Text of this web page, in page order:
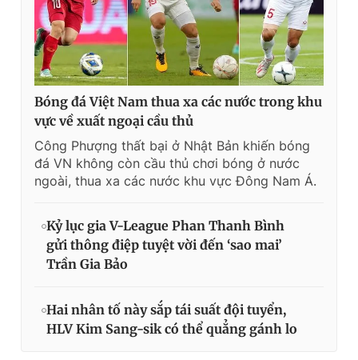
Bóng đá Việt Nam thua xa các nước trong khu
vực về xuất ngoại cầu thủ
Công Phượng thất bại ở Nhật Bản khiến bóng
đá VN không còn cầu thủ chơi bóng ở nước
ngoài, thua xa các nước khu vực Đông Nam Á.
Kỷ lục gia V-League Phan Thanh Bình
gửi thông điệp tuyệt vời đến ‘sao mai’
Trần Gia Bảo
Hai nhân tố này sắp tái suất đội tuyển,
HLV Kim Sang-sik có thể quẳng gánh lo